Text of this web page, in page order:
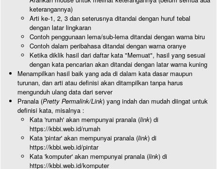
keterangannya)
Arti ke-1, 2, 3 dan seterusnya ditandai dengan huruf tebal
dengan latar lingkaran
Contoh penggunaan lema/sub-lema ditandai dengan warna biru
Contoh dalam peribahasa ditandai dengan warna oranye
Ketika diklik hasil dari daftar kata "Memuat", hasil yang sesuai
dengan kata pencarian akan ditandai dengan latar warna kuning
Menampilkan hasil baik yang ada di dalam kata dasar maupun
turunan, dan arti atau definisi akan ditampilkan tanpa harus
mengunduh ulang data dari server
Pranala (Pretty Permalink/Link) yang indah dan mudah diingat untuk
definisi kata, misalnya :
Kata 'rumah' akan mempunyai pranala (link) di
https://kbbi.web.id/rumah
Kata 'pintar' akan mempunyai pranala (link) di
https://kbbi.web.id/pintar
Kata 'komputer' akan mempunyai pranala (link) di
https://kbbi.web.id/komputer